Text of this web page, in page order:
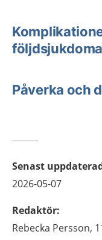
Påverka och
Senast
2026-05-07
Redaktör:
Rebecka Persson,